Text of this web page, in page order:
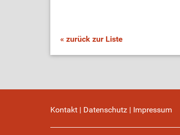
« zurück zur Liste
Kontakt | Datenschutz | Impressum